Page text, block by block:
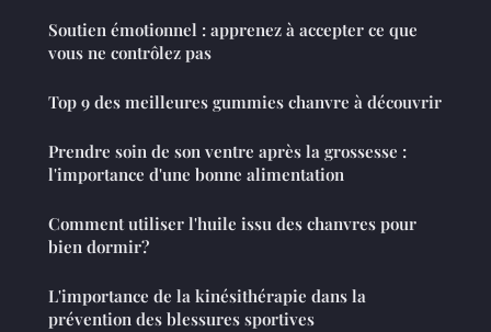
Soutien émotionnel : apprenez à accepter ce que
vous ne contrôlez pas
Top 9 des meilleures gummies chanvre à découvrir
Prendre soin de son ventre après la grossesse :
l'importance d'une bonne alimentation
Comment utiliser l'huile issu des chanvres pour
bien dormir?
L'importance de la kinésithérapie dans la
prévention des blessures sportives